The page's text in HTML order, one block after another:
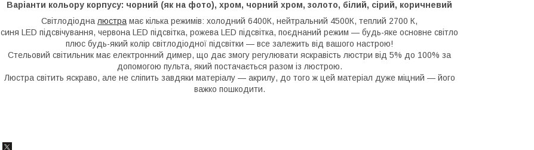
Варіанти кольору корпусу: чорний (як на фото), хром, чорний хром, золото, білий, сірий, коричневий
Світлодіодна люстра має кілька режимів: холодний 6400К, нейтральний 4500К, теплий 2700 К,
синя LED підсвічування, червона LED підсвітка, рожева LED підсвітка, поєднаний режим — будь-яке основне світло
плюс будь-який колір світлодіодної підсвітки — все залежить від вашого настрою!
Стельовий світильник має електронний димер, що дає змогу регулювати яскравість люстри від 5% до 100% за
допомогою пульта, який постачається разом із люстрою.
Люстра світить яскраво, але не сліпить завдяки матеріалу — акрилу, до того ж цей матеріал дуже міцний — його
важко пошкодити.